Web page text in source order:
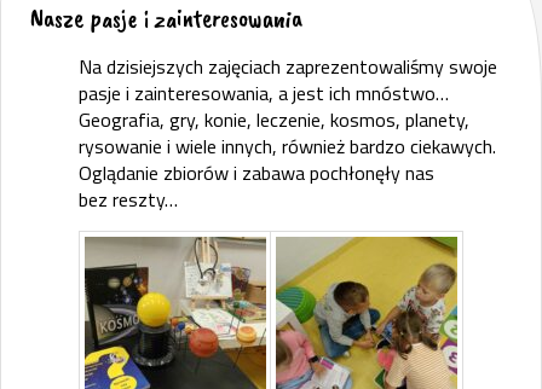
Nasze pasje i zainteresowania
Na dzisiejszych zajęciach zaprezentowaliśmy swoje
pasje i zainteresowania, a jest ich mnóstwo…
Geografia, gry, konie, leczenie, kosmos, planety,
rysowanie i wiele innych, również bardzo ciekawych.
Oglądanie zbiorów i zabawa pochłonęły nas
bez reszty…